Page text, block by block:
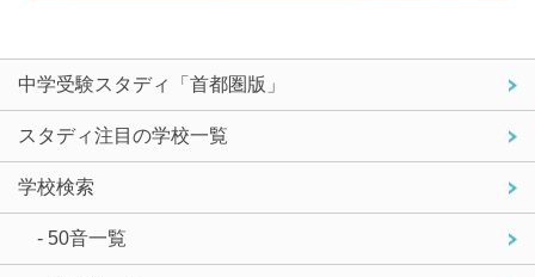
中学受験スタディ「首都圏版」
スタディ注目の学校一覧
学校検索
- 50音一覧